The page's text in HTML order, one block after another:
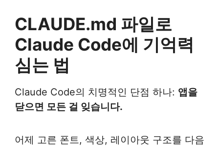
CLAUDE.md 파일로
Claude Code에 기억력
심는 법
Claude Code의 치명적인 단점 하나: 앱을
닫으면 모든 걸 잊습니다.
어제 고른 폰트, 색상, 레이아웃 구조를 다음